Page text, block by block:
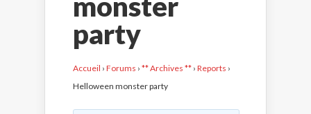
party
Accueil › Forums › ** Archives ** › Reports ›
Helloween monster party